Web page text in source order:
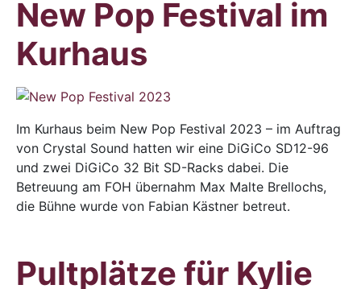
New Pop Festival im
Kurhaus
Im Kurhaus beim New Pop Festival 2023 – im Auftrag
von Crystal Sound hatten wir eine DiGiCo SD12-96
und zwei DiGiCo 32 Bit SD-Racks dabei. Die
Betreuung am FOH übernahm Max Malte Brellochs,
die Bühne wurde von Fabian Kästner betreut.
Pultplätze für Kylie